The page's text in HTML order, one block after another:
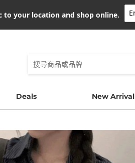
to your location and shop online.
Deals New Arrival